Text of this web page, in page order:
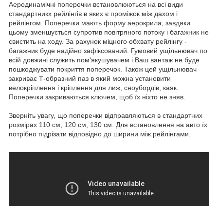
Аеродинамічні поперечки встановлюються на всі види
стандартникх рейлінгів в яких є проміжок між дахом і
рейлінгом. Поперечки мають форму аерокрила, завдяки
цьому зменшується супротив повітряного потоку і багажник не
свистить на ходу. За рахунок міцного обхвату рейлінгу -
багажник буде надійно зафіксований. Гумовий ущільнювач по
всій довжині служить пом'якушувачем і Ваш вантаж не буде
пошкоджувати покриття поперечок. Також цей ущільнювач
закриває Т-образний паз в який можна установити
велокріплення і кріплення для лиж, сноубордів, каяк.
Поперечки закриваються ключем, щоб їх ніхто не зняв.
Зверніть увагу, що поперечки відправляються в стандартних
розмірах 110 см, 120 см, 130 см. Для встановлення на авто їх
потрібно підрізати відповідно до ширини між рейлінгами.